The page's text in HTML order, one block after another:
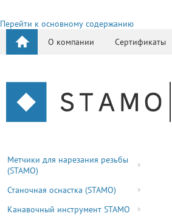
Перейти к основному содержанию
О компании
Сертификаты
Метчики для нарезания резьбы
(STAMO)
Станочная оснастка (STAMO)
Канавочный инструмент STAMO